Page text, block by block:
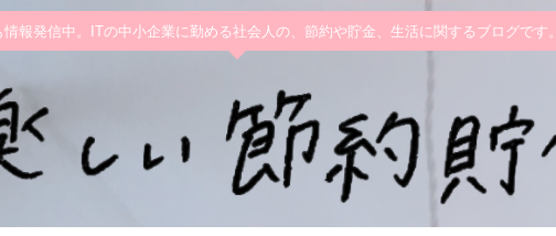
報発信中。ITの中小企業に勤める社会人の、節約や貯金、生活に関するブログです。